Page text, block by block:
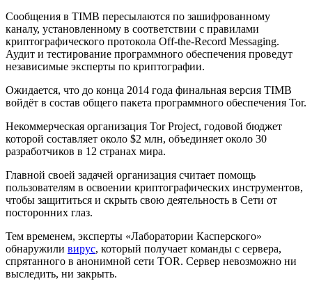
Сообщения в TIMB пересылаются по зашифрованному
каналу, установленному в соответствии с правилами
криптографического протокола Off-the-Record Messaging.
Аудит и тестирование программного обеспечения проведут
независимые эксперты по криптографии.
Ожидается, что до конца 2014 года финальная версия TIMB
войдёт в состав общего пакета программного обеспечения Tor.
Некоммерческая организация Tor Project, годовой бюджет
которой составляет около $2 млн, объединяет около 30
разработчиков в 12 странах мира.
Главной своей задачей организация считает помощь
пользователям в освоении криптографических инструментов,
чтобы защититься и скрыть свою деятельность в Сети от
посторонних глаз.
Тем временем, эксперты «Лаборатории Касперского»
обнаружили вирус, который получает команды с сервера,
спрятанного в анонимной сети TOR. Сервер невозможно ни
выследить, ни закрыть.